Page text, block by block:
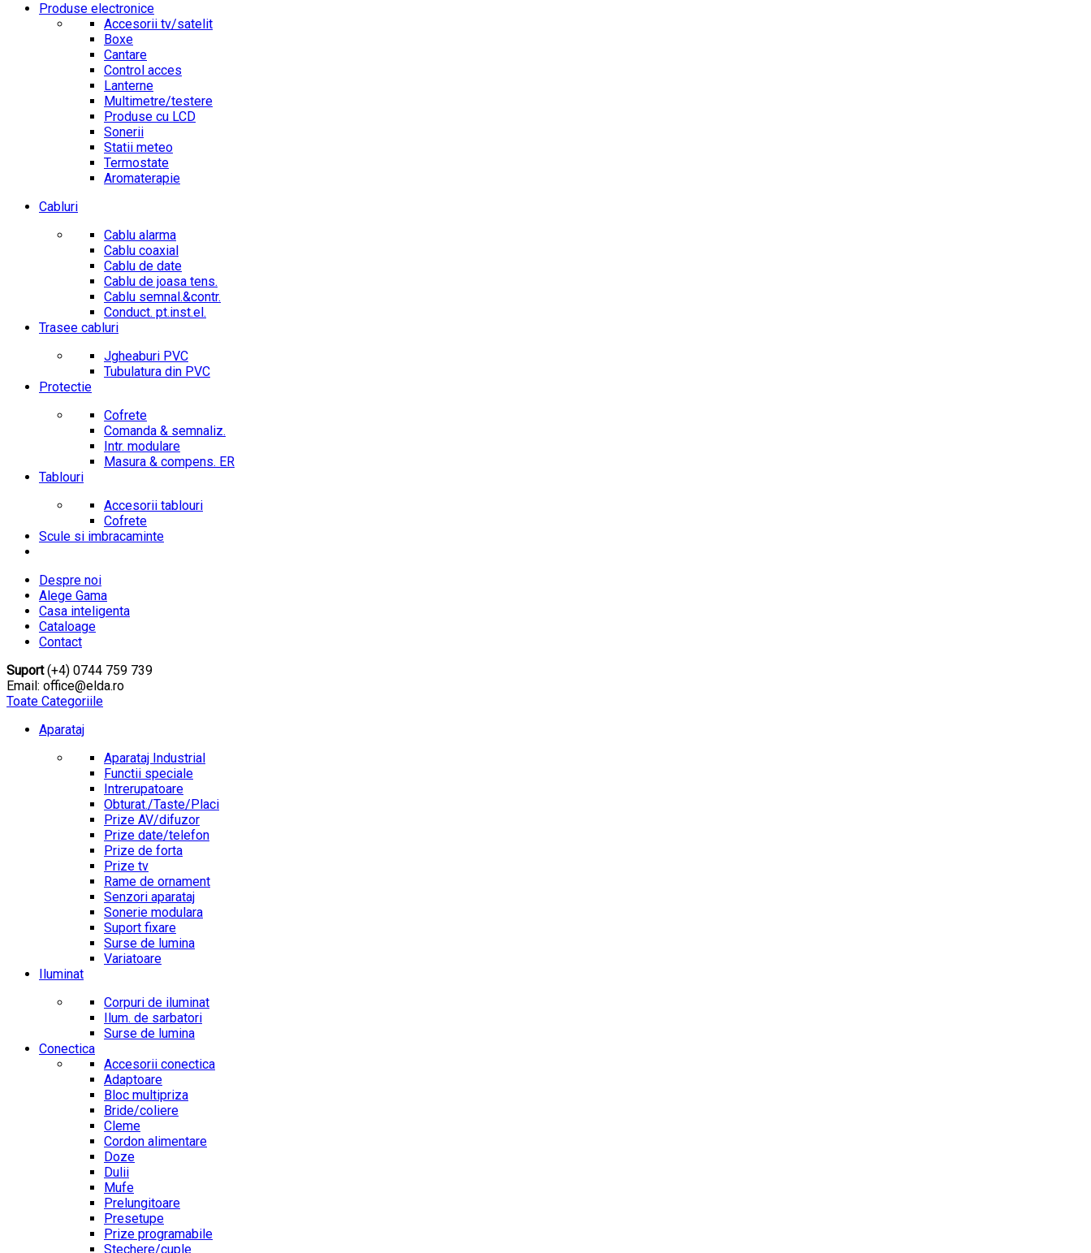
Produse electronice
Accesorii tv/satelit
Boxe
Cantare
Control acces
Lanterne
Multimetre/testere
Produse cu LCD
Sonerii
Statii meteo
Termostate
Aromaterapie
Cabluri
Cablu alarma
Cablu coaxial
Cablu de date
Cablu de joasa tens.
Cablu semnal.&contr.
Conduct. pt.inst.el.
Trasee cabluri
Jgheaburi PVC
Tubulatura din PVC
Protectie
Cofrete
Comanda & semnaliz.
Intr. modulare
Masura & compens. ER
Tablouri
Accesorii tablouri
Cofrete
Scule si imbracaminte
Despre noi
Alege Gama
Casa inteligenta
Cataloage
Contact
Suport(+4) 0744 759 739
Email: office@elda.ro
Toate Categoriile
Aparataj
Aparataj Industrial
Functii speciale
Intrerupatoare
Obturat./Taste/Placi
Prize AV/difuzor
Prize date/telefon
Prize de forta
Prize tv
Rame de ornament
Senzori aparataj
Sonerie modulara
Suport fixare
Surse de lumina
Variatoare
Iluminat
Corpuri de iluminat
Ilum. de sarbatori
Surse de lumina
Conectica
Accesorii conectica
Adaptoare
Bloc multipriza
Bride/coliere
Cleme
Cordon alimentare
Doze
Dulii
Mufe
Prelungitoare
Presetupe
Prize programabile
Stechere/cuple